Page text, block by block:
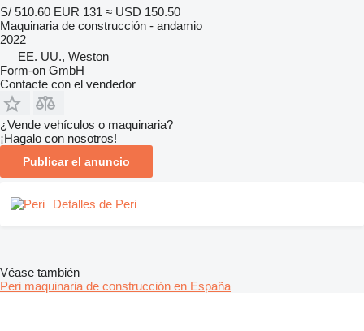
S/ 510.60 EUR 131 ≈ USD 150.50
Maquinaria de construcción - andamio
2022
EE. UU., Weston
Form-on GmbH
Contacte con el vendedor
¿Vende vehículos o maquinaria?
¡Hagalo con nosotros!
Publicar el anuncio
Detalles de Peri
Véase también
Peri maquinaria de construcción en España